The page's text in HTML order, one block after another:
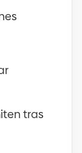
tras